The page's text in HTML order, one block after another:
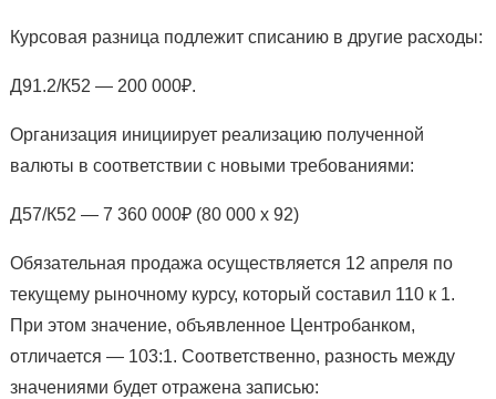
Курсовая разница подлежит списанию в другие расходы:
Д91.2/К52 — 200 000₽.
Организация инициирует реализацию полученной
валюты в соответствии с новыми требованиями:
Д57/К52 — 7 360 000₽ (80 000 х 92)
Обязательная продажа осуществляется 12 апреля по
текущему рыночному курсу, который составил 110 к 1.
При этом значение, объявленное Центробанком,
отличается — 103:1. Соответственно, разность между
значениями будет отражена записью: